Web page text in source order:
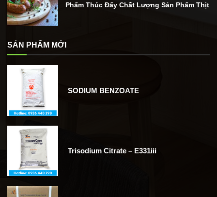
Phẩm Thúc Đẩy Chất Lượng Sản Phẩm Thịt
SẢN PHẨM MỚI
SODIUM BENZOATE
Trisodium Citrate – E331iii